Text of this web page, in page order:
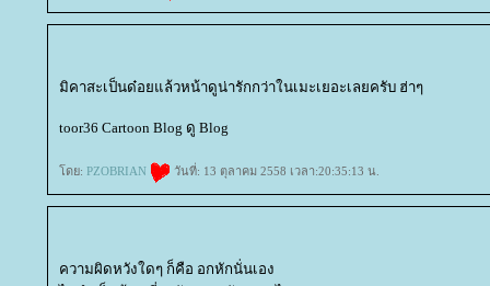
มิคาสะเป็นด๋อยแล้วหน้าดูน่ารักกว่าในเมะเยอะเลยครับ ฮ่าๆ
toor36 Cartoon Blog ดู Blog
ดย: PZOBRIAN วันที่: 13 ตุลาคม 2558 เวลา:20:35:13 น.
ความผิดหวังใดๆ ก็คือ อกหักนั่นเอง